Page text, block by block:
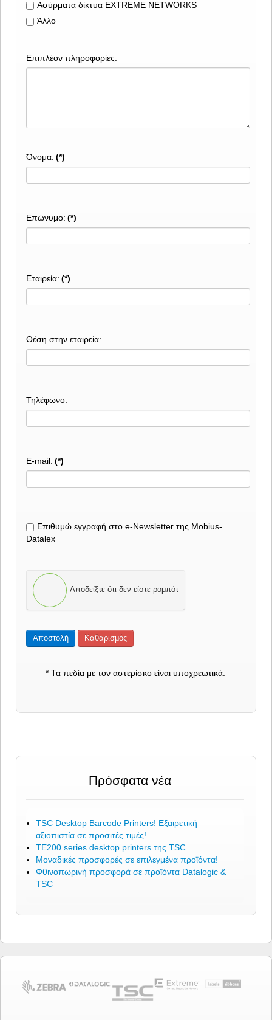
Ασύρματα δίκτυα EXTREME NETWORKS
Άλλο
Επιπλέον πληροφορίες:
Όνομα: (*)
Επώνυμο: (*)
Εταιρεία: (*)
Θέση στην εταιρεία:
Τηλέφωνο:
E-mail: (*)
Eπιθυμώ εγγραφή στο e-Newsletter της Mobius-
Datalex
Αποδείξτε ότι δεν είστε ρομπότ
Αποστολή Καθαρισμός
* Τα πεδία με τον αστερίσκο είναι υποχρεωτικά.
Πρόσφατα νέα
TSC Desktop Barcode Printers! Εξαιρετική
αξιοπιστία σε προσιτές τιμές!
TE200 series desktop printers της TSC
Μοναδικές προσφορές σε επιλεγμένα προϊόντα!
Φθινοπωρινή προσφορά σε προϊόντα Datalogic &
TSC